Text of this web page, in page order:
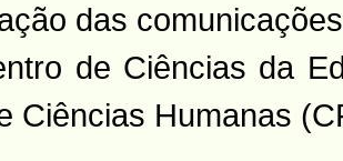
das comunicações
de Ciências da
Ciências Humanas